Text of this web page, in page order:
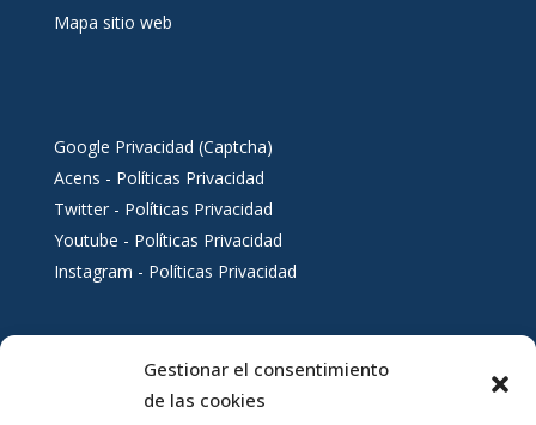
Gestionar el consentimiento
de las cookies
Mapa sitio web
Google Privacidad (Captcha)
Acens - Políticas Privacidad
Twitter - Políticas Privacidad
Youtube - Políticas Privacidad
Instagram - Políticas Privacidad
Servicios al ciudadano